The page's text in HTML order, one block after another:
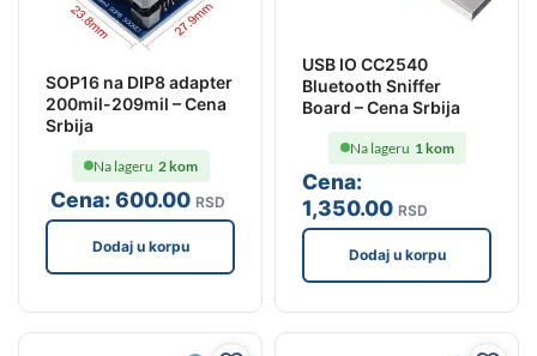
SOP16 na DIP8 adapter
200mil-209mil – Cena
Srbija
Cena:600.00 RSD
Na lageru 2 kom
Dodaj u korpu
USB IO CC2540
Bluetooth Sniffer
Board – Cena Srbija
Cena:
1,350.00 RSD
Na lageru 1 kom
Dodaj u korpu